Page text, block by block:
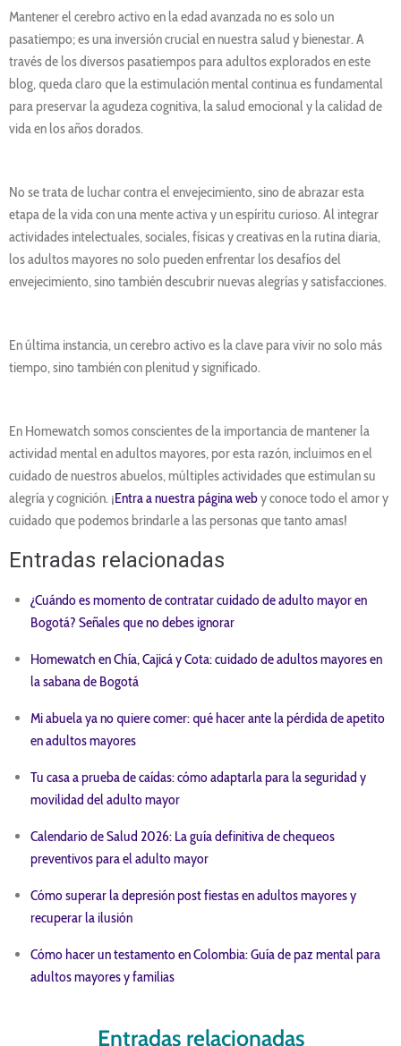
Mantener el cerebro activo en la edad avanzada no es solo un
pasatiempo; es una inversión crucial en nuestra salud y bienestar. A
través de los diversos pasatiempos para adultos explorados en este
blog, queda claro que la estimulación mental continua es fundamental
para preservar la agudeza cognitiva, la salud emocional y la calidad de
vida en los años dorados.
No se trata de luchar contra el envejecimiento, sino de abrazar esta
etapa de la vida con una mente activa y un espíritu curioso. Al integrar
actividades intelectuales, sociales, físicas y creativas en la rutina diaria,
los adultos mayores no solo pueden enfrentar los desafíos del
envejecimiento, sino también descubrir nuevas alegrías y satisfacciones.
En última instancia, un cerebro activo es la clave para vivir no solo más
tiempo, sino también con plenitud y significado.
En Homewatch somos conscientes de la importancia de mantener la
actividad mental en adultos mayores, por esta razón, incluimos en el
cuidado de nuestros abuelos, múltiples actividades que estimulan su
alegría y cognición. ¡Entra a nuestra página weby conoce todo el amor y
cuidado que podemos brindarle a las personas que tanto amas!
Entradas relacionadas
¿Cuándo es momento de contratar cuidado de adulto mayor en
Bogotá? Señales que no debes ignorar
Homewatch en Chía, Cajicá y Cota: cuidado de adultos mayores en
la sabana de Bogotá
Mi abuela ya no quiere comer: qué hacer ante la pérdida de apetito
en adultos mayores
Tu casa a prueba de caídas: cómo adaptarla para la seguridad y
movilidad del adulto mayor
Calendario de Salud 2026: La guía definitiva de chequeos
preventivos para el adulto mayor
Cómo superar la depresión post fiestas en adultos mayores y
recuperar la ilusión
Cómo hacer un testamento en Colombia: Guía de paz mental para
adultos mayores y familias
Entradas relacionadas